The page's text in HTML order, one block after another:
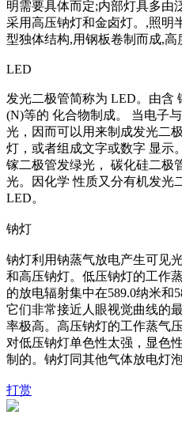
明需要具体而定;内部灯具多由
采用高压钠灯和金卤灯。,照明
型独体结构,用钢板卷制而成,高
LED
发光二极管简称为 LED。由含
(N)等的 化合物制成。 当电子
光，因而可以用来制成发光二
灯，或者组成文字或数字 显示
镓二极管发绿光， 碳化硅二极
光。因化学 性质又分有机发光
LED。
钠灯
钠灯利用钠蒸气放电产生可见
和高压钠灯。低压钠灯的工作
的放电辐射集中在589.0纳米和
它们非常接近人眼视觉曲线的
率极高。高压钠灯的工作蒸气
对低压钠灯单色性太强，显色
制的。钠灯同其他气体放电灯
打赏